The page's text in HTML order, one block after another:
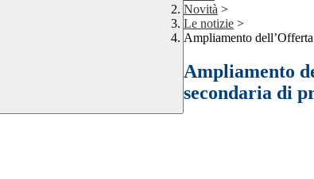
Novità >
Le notizie >
Ampliamento
Ampliamento
secondaria di